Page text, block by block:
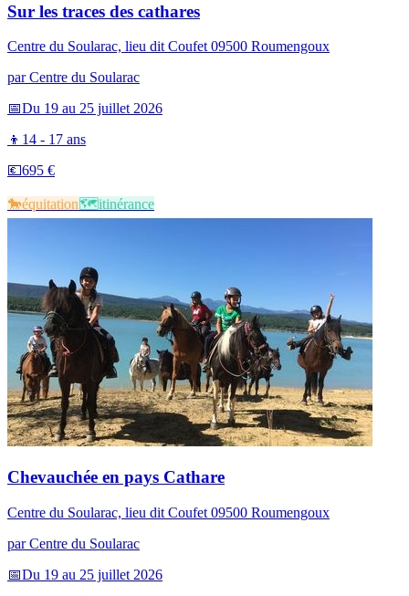
Sur les traces des cathares
Centre du Soularac, lieu dit Coufet 09500 Roumengoux
parCentre du Soularac
📅Du 19 au 25 juillet 2026
👦 14 - 17 ans
💶695 €
🐎​équitation🗺️​itinérance
Chevauchée en pays Cathare
Centre du Soularac, lieu dit Coufet 09500 Roumengoux
parCentre du Soularac
📅Du 19 au 25 juillet 2026